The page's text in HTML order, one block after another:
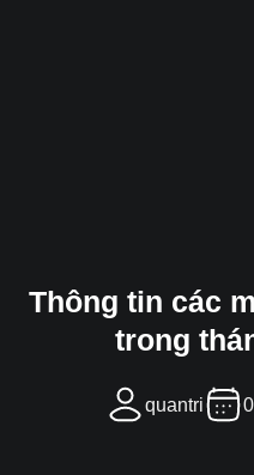
Thông tin các
trong
quantri